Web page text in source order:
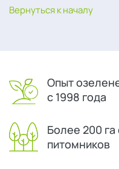
Вернуться к началу
Опыт
с 1998 года
Более 200
питомников